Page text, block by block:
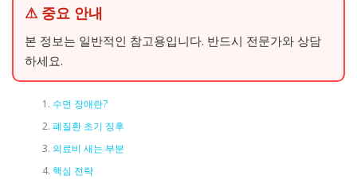
⚠ 중요 안내
본 정보는 일반적인 참고용입니다. 반드시 전문가와 상담
하세요.
수면 장애란?
폐질환 초기 징후
의료비 새는 부분
핵심 전략